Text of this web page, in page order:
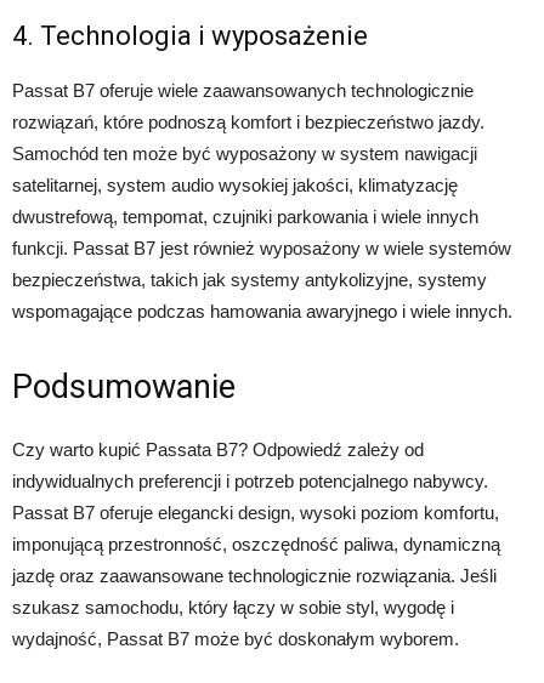
4. Technologia i wyposażenie
Passat B7 oferuje wiele zaawansowanych technologicznie
rozwiązań, które podnoszą komfort i bezpieczeństwo jazdy.
Samochód ten może być wyposażony w system nawigacji
satelitarnej, system audio wysokiej jakości, klimatyzację
dwustrefową, tempomat, czujniki parkowania i wiele innych
funkcji. Passat B7 jest również wyposażony w wiele systemów
bezpieczeństwa, takich jak systemy antykolizyjne, systemy
wspomagające podczas hamowania awaryjnego i wiele innych.
Podsumowanie
Czy warto kupić Passata B7? Odpowiedź zależy od
indywidualnych preferencji i potrzeb potencjalnego nabywcy.
Passat B7 oferuje elegancki design, wysoki poziom komfortu,
imponującą przestronność, oszczędność paliwa, dynamiczną
jazdę oraz zaawansowane technologicznie rozwiązania. Jeśli
szukasz samochodu, który łączy w sobie styl, wygodę i
wydajność, Passat B7 może być doskonałym wyborem.